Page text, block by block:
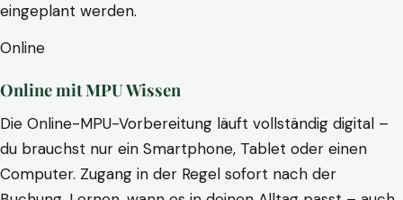
eingeplant werden.
Online
Online mit MPU Wissen
Die Online-MPU-Vorbereitung läuft vollständig digital –
du brauchst nur ein Smartphone, Tablet oder einen
Computer. Zugang in der Regel sofort nach der